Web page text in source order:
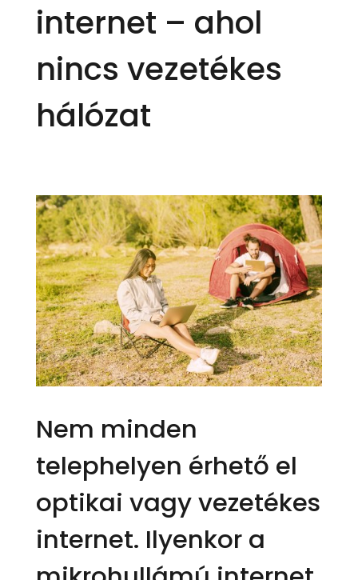
internet – ahol
nincs vezetékes
hálózat
Nem minden
telephelyen érhető el
optikai vagy vezetékes
internet. Ilyenkor a